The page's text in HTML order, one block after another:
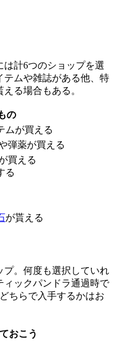
計6つのショップを選
テムや雑誌がある他、特
る場合もある。
の
ムが買える
弾薬が買える
買える
る
が貰える
プ。何度も選択していれ
ィックパンドラ通過時で
ちらで入手するかはお
おこう